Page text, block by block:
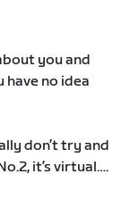
you and
have no idea
don’t try and
it’s virtual….